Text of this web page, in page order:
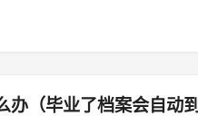
办（毕业了档案会自动到